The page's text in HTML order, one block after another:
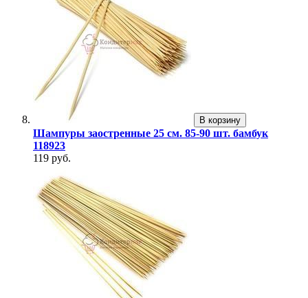
В корзину
Шампуры заостренные 25 см. 85-90 шт. бамбук
118923
119 руб.